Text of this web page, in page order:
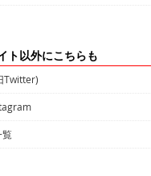
ト以外にこちらも
Twitter)
覧